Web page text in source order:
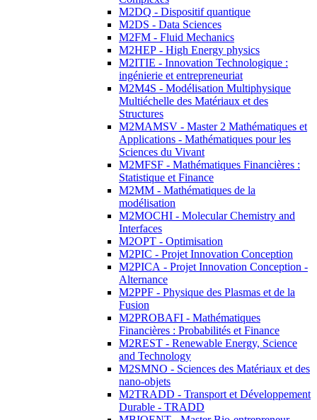
M2DQ - Dispositif quantique
M2DS - Data Sciences
M2FM - Fluid Mechanics
M2HEP - High Energy physics
M2ITIE - Innovation Technologique :
ingénierie et entrepreneuriat
M2M4S - Modélisation Multiphysique
Multiéchelle des Matériaux et des
Structures
M2MAMSV - Master 2 Mathématiques et
Applications - Mathématiques pour les
Sciences du Vivant
M2MFSF - Mathématiques Financières :
Statistique et Finance
M2MM - Mathématiques de la
modélisation
M2MOCHI - Molecular Chemistry and
Interfaces
M2OPT - Optimisation
M2PIC - Projet Innovation Conception
M2PICA - Projet Innovation Conception -
Alternance
M2PPF - Physique des Plasmas et de la
Fusion
M2PROBAFI - Mathématiques
Financières : Probabilités et Finance
M2REST - Renewable Energy, Science
and Technology
M2SMNO - Sciences des Matériaux et des
nano-objets
M2TRADD - Transport et Développement
Durable - TRADD